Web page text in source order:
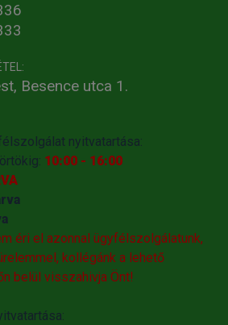
Besence utca 1.
nyitvatartása:
10:00 - 16:00
éri el azonnal ügyfélszolgálatunk,
kollégánk a lehető
belül visszahivja Önt!